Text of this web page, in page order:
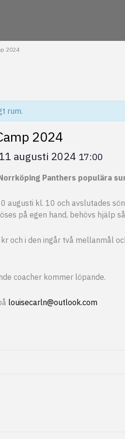
2024
rum.
2024
augusti 2024 17:00
Panthers populära
augusti kl. 10 och avslutades
på egen hand, behövs hjälp
och i den ingår två mellanmål
coacher kommer löpande.
louisecarln@outlook.com